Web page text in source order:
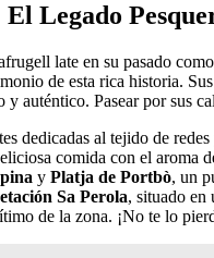
Legado
late en su pasado
de esta rica historia.
auténtico. Pasear por sus
dedicadas al tejido de
comida con el aroma
y Platja de Portbò, un
Sa Perola, situado en
de la zona. ¡No te lo